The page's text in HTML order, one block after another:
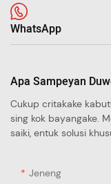
WhatsApp
Apa Sampeyan
Cukup critakake
sing kok bayangake.
saiki, entuk solusi
Jeneng